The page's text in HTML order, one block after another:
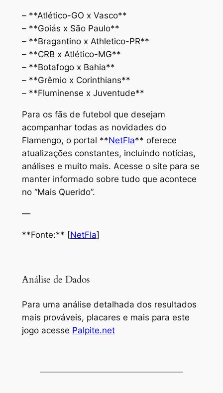
– **Atlético-GO x Vasco**
– **Goiás x São Paulo**
– **Bragantino x Athletico-PR**
– **CRB x Atlético-MG**
– **Botafogo x Bahia**
– **Grêmio x Corinthians**
– **Fluminense x Juventude**
Para os fãs de futebol que desejam
acompanhar todas as novidades do
Flamengo, o portal **NetFla** oferece
atualizações constantes, incluindo notícias,
análises e muito mais. Acesse o site para se
manter informado sobre tudo que acontece
no “Mais Querido”.
—
**Fonte:** [NetFla]
Análise de Dados
Para uma análise detalhada dos resultados
mais prováveis, placares e mais para este
jogo acesse Palpite.net